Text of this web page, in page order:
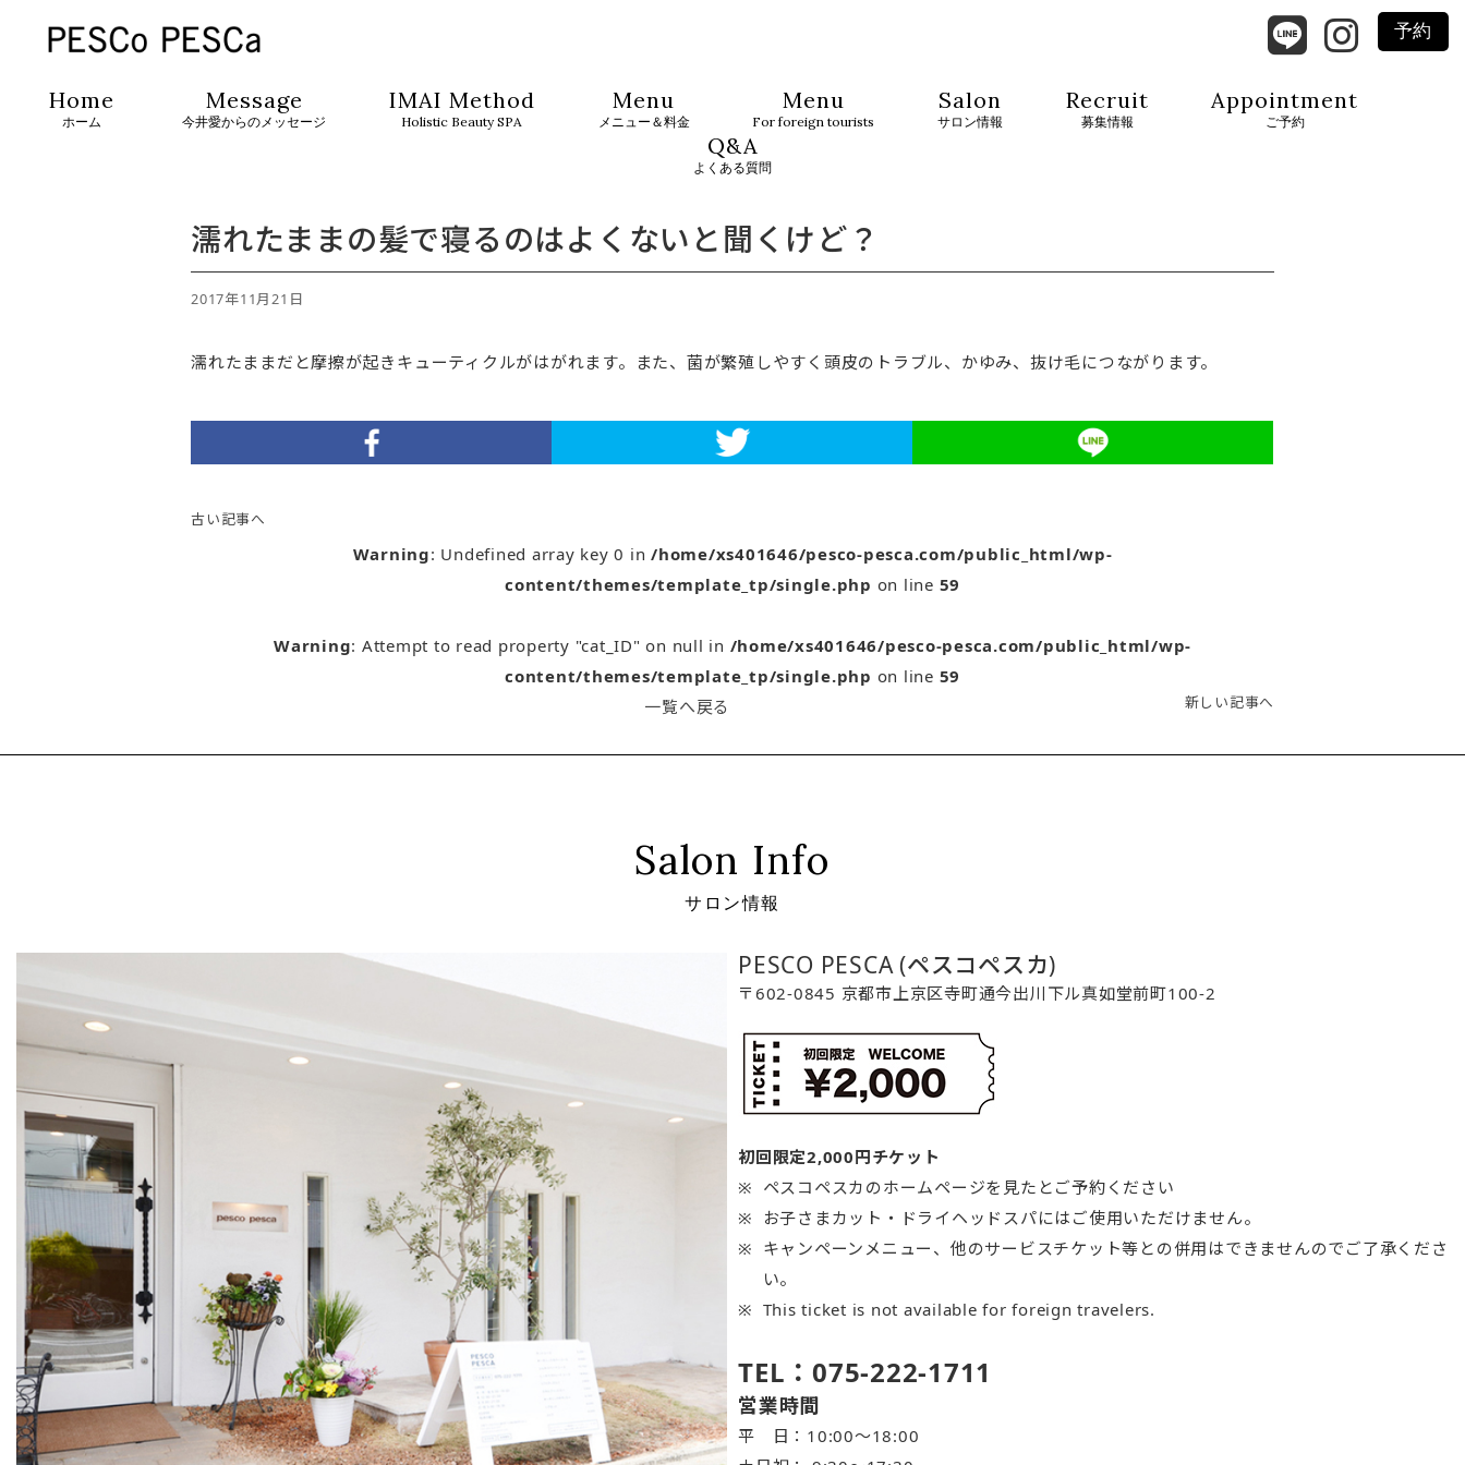
Home
ホーム
Message
今井愛からのメッセージ
IMAI Method
Holistic Beauty SPA
Menu
メニュー＆料金
Menu
For foreign tourists
Salon
サロン情報
Recruit
募集情報
Appointment
ご予約
Q&A
よくある質問
予約
濡れたままの髪で寝るのはよくないと聞くけど？
2017年11月21日
濡れたままだと摩擦が起きキューティクルがはがれます。また、菌が繁殖しやすく頭皮のトラブル、かゆみ、抜け毛につながります。
古い記事へ
Warning: Undefined array key 0 in /home/xs401646/pesco-pesca.com/public_html/wp-
content/themes/template_tp/single.php on line 59
Warning: Attempt to read property "cat_ID" on null in /home/xs401646/pesco-pesca.com/public_html/wp-
content/themes/template_tp/single.php on line 59
一覧へ戻る
新しい記事へ
Salon Info
サロン情報
PESCO PESCA (ペスコペスカ)
〒602-0845 京都市上京区寺町通今出川下ル真如堂前町100-2
初回限定2,000円チケット
ペスコペスカのホームページを見たとご予約ください
お子さまカット・ドライヘッドスパにはご使用いただけません。
キャンペーンメニュー、他のサービスチケット等との併用はできませんのでご了承くださ
い。
This ticket is not available for foreign travelers.
TEL：075-222-1711
営業時間
平 日：10:00～18:00